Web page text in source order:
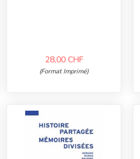
28,00 CHF
(Format Imprimé)